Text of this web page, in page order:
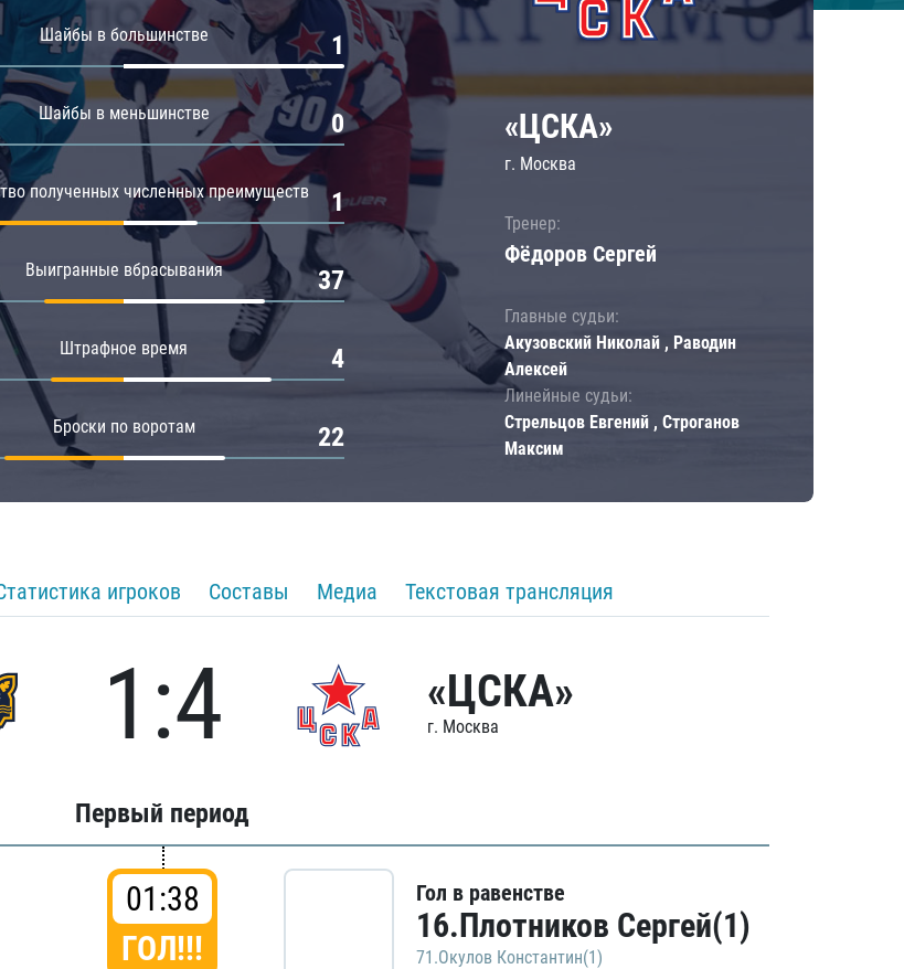
Юлаев
Шайбы в большинстве 1
Шайбы в меньшинстве 0
полученных численных преимуществ 1
Выигранные вбрасывания 37
Штрафное время 4
Броски по воротам 22
«ЦСКА»
г. Москва
Тренер:
Фёдоров Сергей
Главные судьи:
Акузовский Николай , Раводин
Алексей
Линейные судьи:
Стрельцов Евгений , Строганов
Максим
игроков Составы Медиа Текстовая трансляция
1:4 «ЦСКА»
г. Москва
Первый период
01:38
ГОЛ!!!
Гол в равенстве
16.Плотников Сергей(1)
71.Окулов Константин(1)